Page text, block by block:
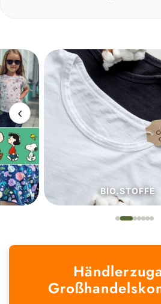
‹
BIO.STOFFE